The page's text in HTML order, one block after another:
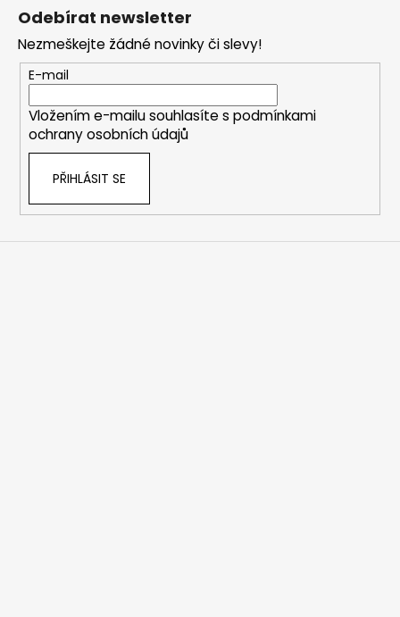
Odebírat newsletter
Nezmeškejte žádné novinky či slevy!
E-mail
Vložením e-mailu souhlasíte s podmínkami
ochrany osobních údajů
PŘIHLÁSIT SE